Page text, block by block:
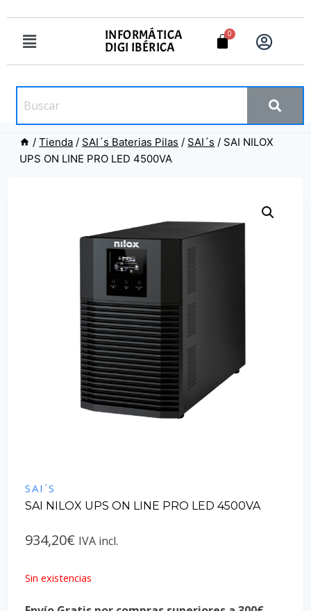
INFORMÁTICA
DIGI IBÉRICA
/ Tienda / SAI´s Baterias Pilas / SAI´s / SAI NILOX
UPS ON LINE PRO LED 4500VA
SAI´S
SAI NILOX UPS ON LINE PRO LED 4500VA
934,20€ IVA incl.
Sin existencias